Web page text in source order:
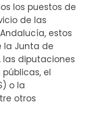
los puestos de
de las
estos
la Junta de
diputaciones
el
o la
otros